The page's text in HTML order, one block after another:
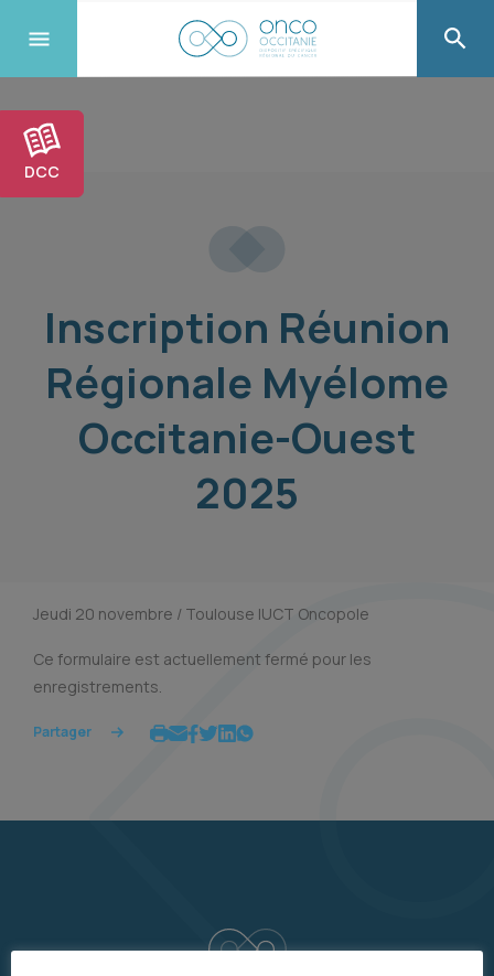
DCC
Inscription Réunion
Régionale Myélome
Occitanie-Ouest
2025
Jeudi 20 novembre / Toulouse IUCT Oncopole
Ce formulaire est actuellement fermé pour les
enregistrements.
Partager